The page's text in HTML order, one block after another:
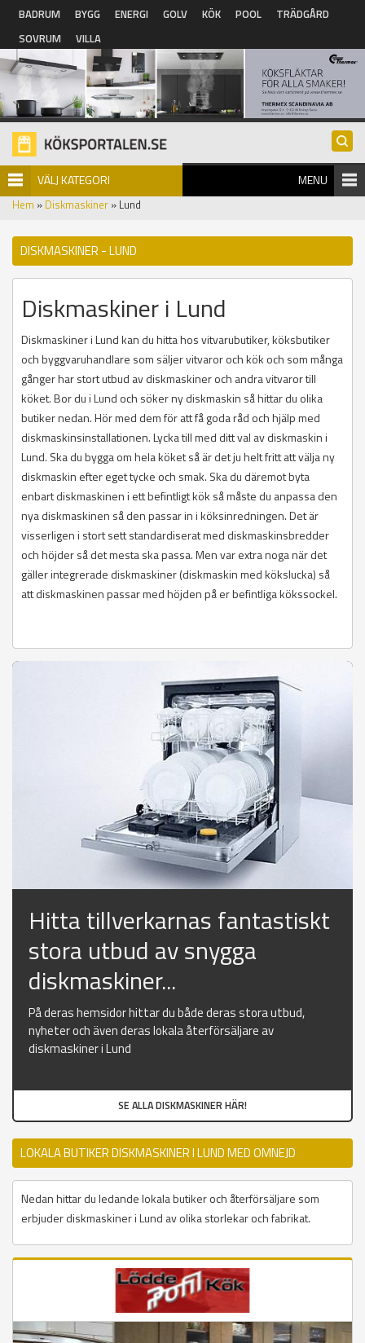
Hoppa till huvudinnehåll
BADRUM BYGG ENERGI GOLV KÖK POOL
TRÄDGÅRD
SOVRUM
VILLA
VÄLJ KATEGORI MENU
Hem » Diskmaskiner » Lund
DISKMASKINER - LUND
Diskmaskiner i Lund
Diskmaskiner i Lund kan du hitta hos vitvarubutiker, köksbutiker
och byggvaruhandlare som säljer vitvaror och kök och som många
gånger har stort utbud av diskmaskiner och andra vitvaror till
köket. Bor du i Lund och söker ny diskmaskin så hittar du olika
butiker nedan. Hör med dem för att få goda råd och hjälp med
diskmaskinsinstallationen. Lycka till med ditt val av diskmaskin i
Lund. Ska du bygga om hela köket så är det ju helt fritt att välja ny
diskmaskin efter eget tycke och smak. Ska du däremot byta
enbart diskmaskinen i ett befintligt kök så måste du anpassa den
nya diskmaskinen så den passar in i köksinredningen. Det är
visserligen i stort sett standardiserat med diskmaskinsbredder
och höjder så det mesta ska passa. Men var extra noga när det
gäller integrerade diskmaskiner (diskmaskin med kökslucka) så
att diskmaskinen passar med höjden på er befintliga kökssockel.
Hitta tillverkarnas fantastiskt
stora utbud av snygga
diskmaskiner...
På deras hemsidor hittar du både deras stora utbud,
nyheter och även deras lokala återförsäljare av
diskmaskiner i Lund
SE ALLA DISKMASKINER HÄR!
LOKALA BUTIKER DISKMASKINER I LUND MED OMNEJD
Nedan hittar du ledande lokala butiker och återförsäljare som
erbjuder diskmaskiner i Lund av olika storlekar och fabrikat.